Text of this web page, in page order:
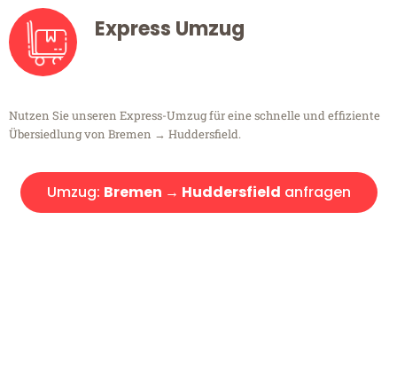
Express Umzug
Nutzen Sie unseren Express-Umzug für eine schnelle und effiziente
Übersiedlung von Bremen → Huddersfield.
Umzug: Bremen → Huddersfield anfragen